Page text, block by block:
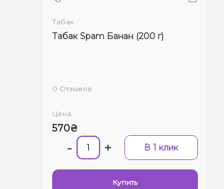
Табак
Табак Spam Банан (200 г)
0 Отзывов
Цена:
570₴
- + В 1 клик
Купить